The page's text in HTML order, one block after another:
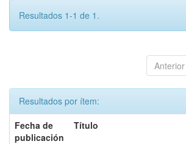
Resultados 1-1 de 1.
Anterior
Resultados por ítem:
Fecha de
publicación
Título